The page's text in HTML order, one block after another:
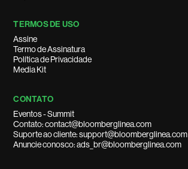
TERMOS DE USO
Assine
Termo de Assinatura
Política de Privacidade
Media Kit
CONTATO
Eventos - Summit
Contato: contact@bloomberglinea.com
Suporte ao cliente: support@bloomberglinea.com
Anuncie conosco: ads_br@bloomberglinea.com